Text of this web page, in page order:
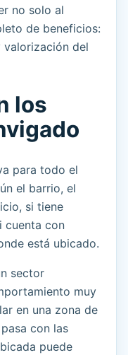
no solo al
de beneficios:
valorización del
los
para todo el
el barrio, el
si tiene
cuenta con
está ubicado.
sector
muy
en una zona de
con las
puede